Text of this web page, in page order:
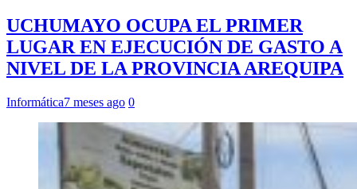
UCHUMAYO OCUPA EL PRIMER
LUGAR EN EJECUCIÓN DE GASTO A
NIVEL DE LA PROVINCIA AREQUIPA
Informática7 meses ago 0